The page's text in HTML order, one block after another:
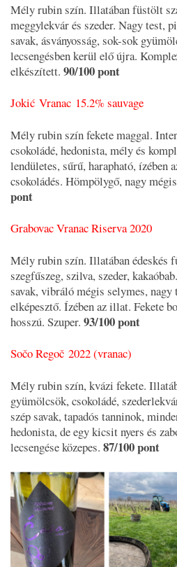
Mély rubin szín. Illatában füstölt
meggylekvár és szeder. Nagy test,
savak, ásványosság, sok-sok
lecsengésben kerül elő újra.
elkészített. 90/100 pont
Jokić Vranac 15.2% sauvage
Mély rubin szín fekete maggal.
csokoládé, hedonista, mély és
lendületes, sűrű, harapható, ízében
csokoládés. Hömpölygő, nagy
pont
Grabovac Vranac Riserva 2020
Mély rubin szín. Illatában édeskés
szegfűszeg, szilva, szeder,
savak, vibráló mégis selymes,
elképesztő. Ízében az illat. Fekete
hosszú. Szuper. 93/100 pont
Sočo Regoč 2022 (vranac)
Mély rubin szín, kvázi fekete.
gyümölcsök, csokoládé,
szép savak, tapadós tanninok,
hedonista, de egy kicsit nyers és
lecsengése közepes. 87/100 pont